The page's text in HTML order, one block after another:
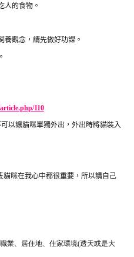
人的食物。
養觀念，請先做好功課。
110
以讓貓咪單獨外出，外出時將貓裝入
貓咪在我心中都很重要，所以請自己
業、居住地、住家環境(透天或是大